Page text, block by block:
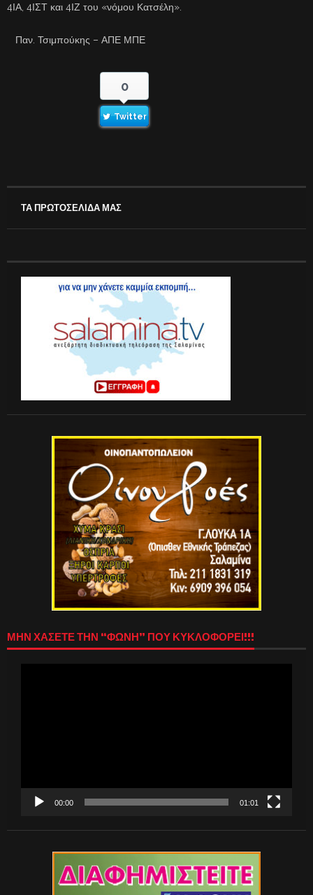
4ΙΑ, 4ΙΣΤ και 4ΙΖ του «νόμου Κατσέλη».
Παν. Τσιμπούκης – ΑΠΕ ΜΠΕ
0
Twitter
ΤΑ ΠΡΩΤΟΣΕΛΙΔΑ ΜΑΣ
ΜΗΝ ΧΑΣΕΤΕ ΤΗΝ “ΦΩΝΗ” ΠΟΥ ΚΥΚΛΟΦΟΡΕΙ!!!
00:00 01:01